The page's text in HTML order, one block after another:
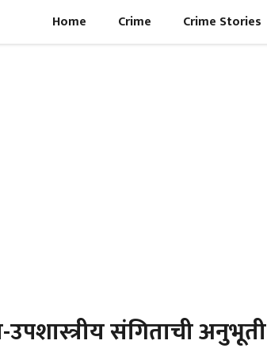
Home Crime Crime Stories
उपशास्त्रीय संगिताची अनुभूती